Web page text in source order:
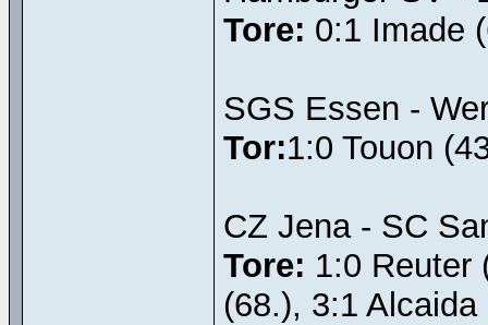
Tore: 0:1 Imade
SGS Essen -
Tor:1:0 Touon
CZ Jena - SC
Tore: 1:0 Reuter
(68.), 3:1